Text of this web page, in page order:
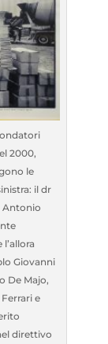
2000,
le
il dr
Antonio
Giovanni
De Majo,
e
direttivo